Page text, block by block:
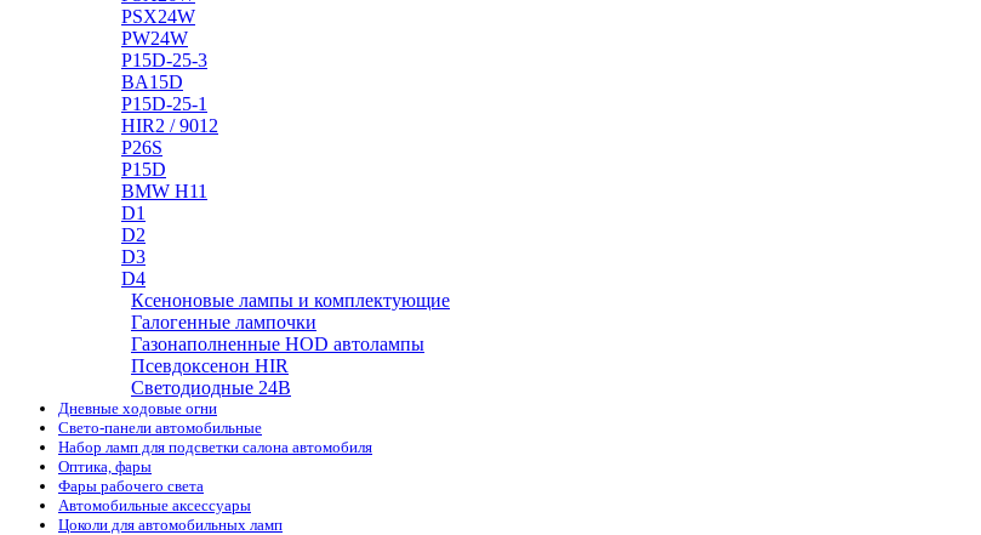
PSX24W
PW24W
P15D-25-3
BA15D
P15D-25-1
HIR2 / 9012
P26S
P15D
BMW H11
D1
D2
D3
D4
Ксеноновые лампы и комплектующие
Галогенные лампочки
Газонаполненные HOD автолампы
Псевдоксенон HIR
Cветодиодные 24B
Дневные ходовые огни
Свето-панели автомобильные
Набор ламп для подсветки салона автомобиля
Оптика, фары
Фары рабочего света
Автомобильные аксессуары
Цоколи для автомобильных ламп